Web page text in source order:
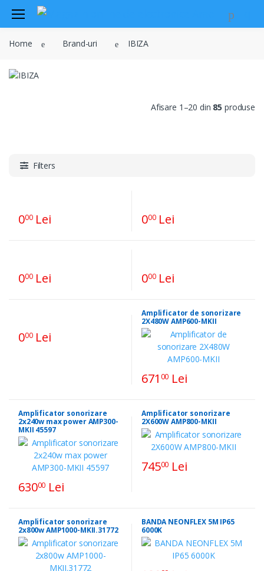
Audio
Sisteme de securitate si
Instrumente muzicale
Retelistica , periferice PC
Sisteme fotovoltaice
Home Brand-uri IBIZA
Afisare 1–20 din 85 produse
Filters
000Lei 000Lei
000Lei 000Lei
000Lei
Amplificator de sonorizare
2X480W AMP600-MKII
671 00 Lei
Amplificator sonorizare
2x240w max power AMP300-
MKII 45597
63000 Lei
Amplificator sonorizare
2X600W AMP800-MKII
74500 Lei
Amplificator sonorizare
2x800w AMP1000-MKII.31772
BANDA NEONFLEX 5M IP65
6000K